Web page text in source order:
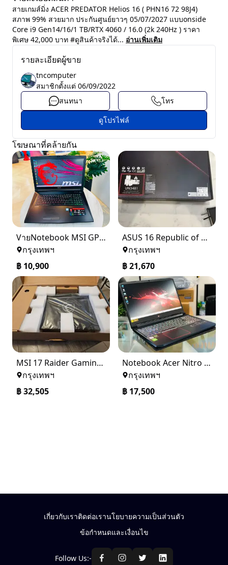
สายเกมส์มิ่ง ACER PREDATOR Helios 16 ( PHN16 72 98J4)
สภาพ 99% สวยมาก ประกันศูนย์ยาวๆ 05/07/2027 แบบonside
Core i9 Gen14/16/1 TB/RTX 4060 / 16.0 (2k 240Hz ) ราคา
พิเศษ 42,000 บาท #ดูสินค้าจริงได้... อ่านเพิ่มเติม
รายละเอียดผู้ขาย
tncomputer
สมาชิกตั้งแต่ 06/09/2022
สนทนา
โทร
ดูโปรไฟล์
โฆษณาที่คล้ายกัน
VายNotebook MSI GP72 MVR 659XTH Leopard Pro
กรุงเทพฯ
฿ 10,900
ASUS 16 Republic of Gamers Strix G614JV-AS94 Notebook
กรุงเทพฯ
฿21,670
MSI 17 Raider Gaming Laptop
กรุงเทพฯ
฿32,505
Notebook Acer Nitro 5 AN515-52HQ
กรุงเทพฯ
฿ 17,500
เกี่ยวกับเราติดต่อเรานโยบายความเป็นส่วนตัว
ข้อกำหนดและเงื่อนไข
Follow Us:-